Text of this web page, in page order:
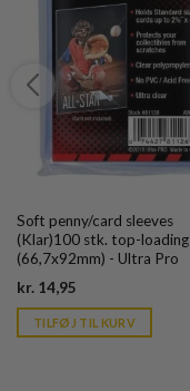
Soft penny/card sleeves
(Klar)100 stk. top-loading
(66,7x92mm) - Ultra Pro
kr. 14,95
is:
kr. 39,95.
TILFØJ TIL KURV